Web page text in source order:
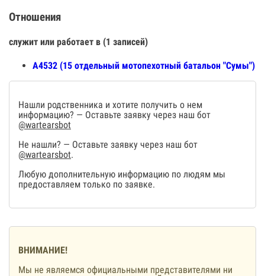
Отношения
служит или работает в (1 записей)
А4532 (15 отдельный мотопехотный батальон "Сумы")
Нашли родственника и хотите получить о нем
информацию? — Оставьте заявку через наш бот
@wartearsbot
Не нашли? — Оставьте заявку через наш бот
@wartearsbot.
Любую дополнительную информацию по людям мы
предоставляем только по заявке.
ВНИМАНИЕ!
Мы не являемся официальными представителями ни